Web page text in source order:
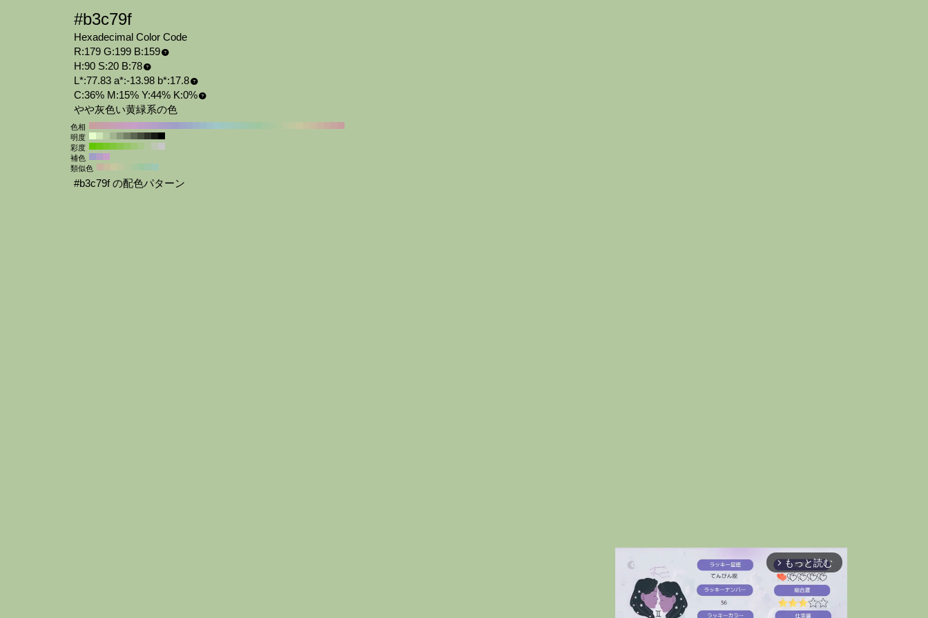
#b3c79f
Hexadecimal Color Code
R:179 G:199 B:159
H:90 S:20 B:78
L*:77.83 a*:-13.98 b*:17.8
C:36% M:15% Y:44% K:0%
やや灰色い黄緑系の色
色相
明度
彩度
補色
類似色
#b3c79f の配色パターン
arrow_forward_ios もっと読む